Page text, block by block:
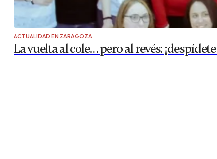
ACTUALIDAD EN ZARAGOZA
La vuelta al cole… pero al revés: